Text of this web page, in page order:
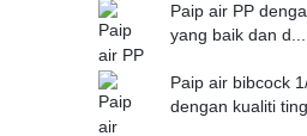
Paip air PP
yang baik dan d...
Paip air bibcock
dengan kualiti